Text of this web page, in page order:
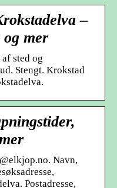
–
og mer
sted og
Stengt. Krokstad
Navn,
Postadresse,